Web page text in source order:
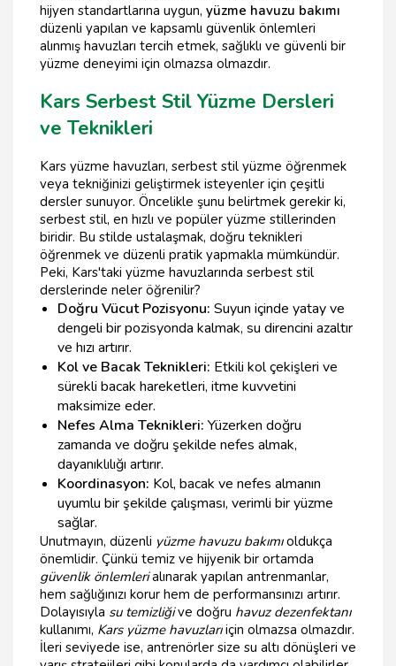
hijyen standartlarına uygun, yüzme havuzu bakımı
düzenli yapılan ve kapsamlı güvenlik önlemleri
alınmış havuzları tercih etmek, sağlıklı ve güvenli bir
yüzme deneyimi için olmazsa olmazdır.
Kars Serbest Stil Yüzme Dersleri
ve Teknikleri
Kars yüzme havuzları, serbest stil yüzme öğrenmek
veya tekniğinizi geliştirmek isteyenler için çeşitli
dersler sunuyor. Öncelikle şunu belirtmek gerekir ki,
serbest stil, en hızlı ve popüler yüzme stillerinden
biridir. Bu stilde ustalaşmak, doğru teknikleri
öğrenmek ve düzenli pratik yapmakla mümkündür.
Peki, Kars'taki yüzme havuzlarında serbest stil
derslerinde neler öğrenilir?
Doğru Vücut Pozisyonu: Suyun içinde yatay ve
dengeli bir pozisyonda kalmak, su direncini azaltır
ve hızı artırır.
Kol ve Bacak Teknikleri: Etkili kol çekişleri ve
sürekli bacak hareketleri, itme kuvvetini
maksimize eder.
Nefes Alma Teknikleri: Yüzerken doğru
zamanda ve doğru şekilde nefes almak,
dayanıklılığı artırır.
Koordinasyon: Kol, bacak ve nefes almanın
uyumlu bir şekilde çalışması, verimli bir yüzme
sağlar.
Unutmayın, düzenli yüzme havuzu bakımıoldukça
önemlidir. Çünkü temiz ve hijyenik bir ortamda
güvenlik önlemlerialınarak yapılan antrenmanlar,
hem sağlığınızı korur hem de performansınızı artırır.
Dolayısıyla su temizliğive doğru havuz dezenfektanı
kullanımı, Kars yüzme havuzlarıiçin olmazsa olmazdır.
İleri seviyede ise, antrenörler size su altı dönüşleri ve